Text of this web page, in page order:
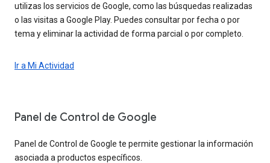
utilizas los servicios de Google, como las búsquedas realizadas
o las visitas a Google Play. Puedes consultar por fecha o por
tema y eliminar la actividad de forma parcial o por completo.
Ir a Mi Actividad
Panel de Control de Google
Panel de Control de Google te permite gestionar la información
asociada a productos específicos.